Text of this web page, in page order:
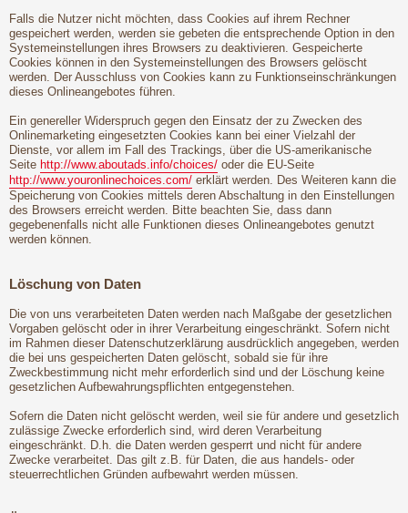
Falls die Nutzer nicht möchten, dass Cookies auf ihrem Rechner
gespeichert werden, werden sie gebeten die entsprechende Option in den
Systemeinstellungen ihres Browsers zu deaktivieren. Gespeicherte
Cookies können in den Systemeinstellungen des Browsers gelöscht
werden. Der Ausschluss von Cookies kann zu Funktionseinschränkungen
dieses Onlineangebotes führen.
Ein genereller Widerspruch gegen den Einsatz der zu Zwecken des
Onlinemarketing eingesetzten Cookies kann bei einer Vielzahl der
Dienste, vor allem im Fall des Trackings, über die US-amerikanische
Seite http://www.aboutads.info/choices/ oder die EU-Seite
http://www.youronlinechoices.com/ erklärt werden. Des Weiteren kann die
Speicherung von Cookies mittels deren Abschaltung in den Einstellungen
des Browsers erreicht werden. Bitte beachten Sie, dass dann
gegebenenfalls nicht alle Funktionen dieses Onlineangebotes genutzt
werden können.
Löschung von Daten
Die von uns verarbeiteten Daten werden nach Maßgabe der gesetzlichen
Vorgaben gelöscht oder in ihrer Verarbeitung eingeschränkt. Sofern nicht
im Rahmen dieser Datenschutzerklärung ausdrücklich angegeben, werden
die bei uns gespeicherten Daten gelöscht, sobald sie für ihre
Zweckbestimmung nicht mehr erforderlich sind und der Löschung keine
gesetzlichen Aufbewahrungspflichten entgegenstehen.
Sofern die Daten nicht gelöscht werden, weil sie für andere und gesetzlich
zulässige Zwecke erforderlich sind, wird deren Verarbeitung
eingeschränkt. D.h. die Daten werden gesperrt und nicht für andere
Zwecke verarbeitet. Das gilt z.B. für Daten, die aus handels- oder
steuerrechtlichen Gründen aufbewahrt werden müssen.